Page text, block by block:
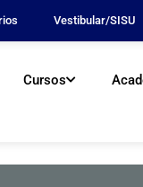
Vestibular/SISU
Cursos